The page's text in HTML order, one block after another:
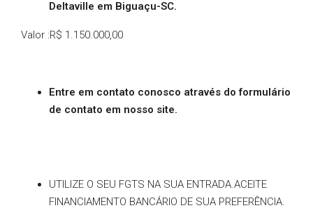
Deltaville em Biguaçu-SC.
Valor :R$ 1.150.000,00
Entre em contato conosco através do formulário
de contato em nosso site.
UTILIZE O SEU FGTS NA SUA ENTRADA.ACEITE
FINANCIAMENTO BANCÁRIO DE SUA PREFERÊNCIA.